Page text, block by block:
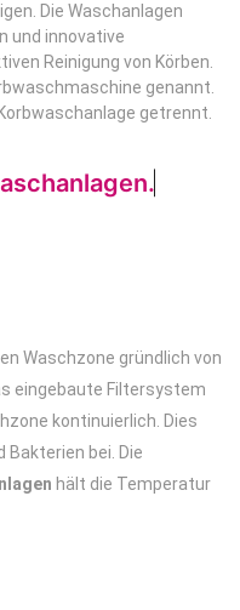
Die Waschanlagen
und innovative
Reinigung von Körben.
genannt.
getrennt.
Waschzone gründlich von
eingebaute Filtersystem
kontinuierlich. Dies
Bakterien bei. Die
hält die Temperatur